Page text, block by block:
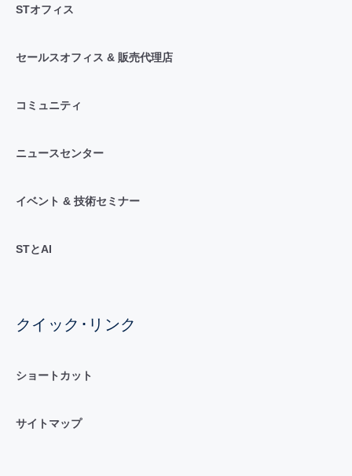
STオフィス
セールスオフィス & 販売代理店
コミュニティ
ニュースセンター
イベント & 技術セミナー
STとAI
クイック･リンク
ショートカット
サイトマップ